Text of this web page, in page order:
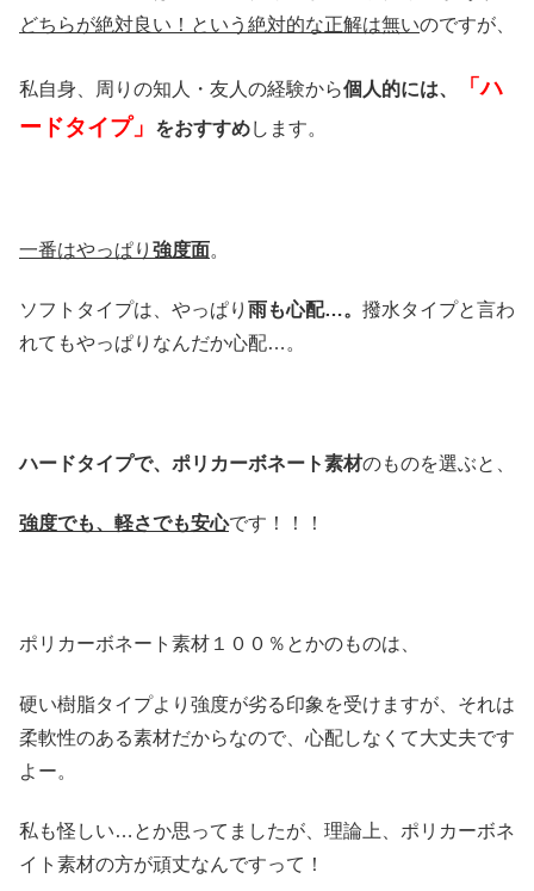
どちらが絶対良い！という絶対的な正解は無いのですが、
私自身、周りの知人・友人の経験から個人的には、
「ハ
ードタイプ」
をおすすめします。
一番はやっぱり 強度面。
ソフトタイプは、やっぱり 雨も心配…。 撥水タイプと言わ
れてもやっぱりなんだか心配…。
ハードタイプで、ポリカーボネート素材のものを選ぶと、
強度でも、軽さでも安心です！！！
ポリカーボネート素材１００％とかのものは、
硬い樹脂タイプより強度が劣る印象を受けますが、それは
柔軟性のある素材だからなので、心配しなくて大丈夫です
よー。
私も怪しい…とか思ってましたが、理論上、ポリカーボネ
イト素材の方が頑丈なんですって！